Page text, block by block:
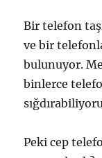
Bir telefon
ve bir
bulunuyor.
binlerce
Peki cep